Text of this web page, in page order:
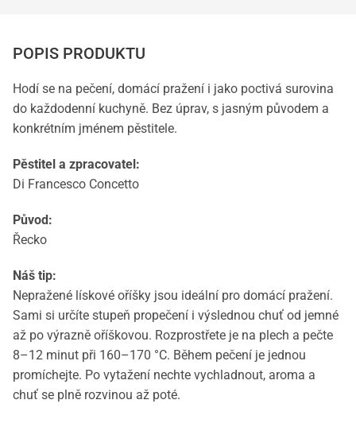
POPIS PRODUKTU
Hodí se na pečení, domácí pražení i jako poctivá surovina
do každodenní kuchyně. Bez úprav, s jasným původem a
konkrétním jménem pěstitele.
Pěstitel a zpracovatel:
Di Francesco Concetto
Původ:
Řecko
Náš tip:
Nepražené lískové oříšky jsou ideální pro domácí pražení.
Sami si určíte stupeň propečení i výslednou chuť od jemné
až po výrazně oříškovou. Rozprostřete je na plech a pečte
8–12 minut při 160–170 °C. Během pečení je jednou
promíchejte. Po vytažení nechte vychladnout, aroma a
chuť se plně rozvinou až poté.